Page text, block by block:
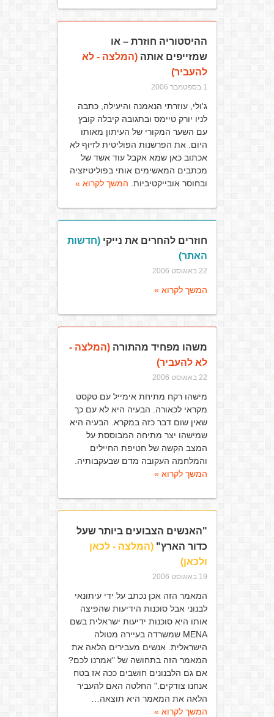
ההיסטוריה חוזרת – או
שמזייפים אותה(המלצה - לא
להעביר)
1 בספטמבר 2006
ג'ולי, עוזרתי הנאמנה והיעילה, כתבה
לניו יורק טיימס ובתגובה קיבלה קובץ
עם השער המקורי של העיתון מאותו
היום. את הפרשנות הפוליטית לזיוף לא
אכתוב כאן שמא אקבל עוד אשד של
מכתבים המאשימים אותי בפוליטיזציה
ובחוסר אובייקטיביות. המשך לקרוא »
חוזרים להחרים את נייקי(חדשות
האתר)
22 באוגוסט 2006
המשך לקרוא »
משהו מפחיד מהתורה(המלצה -
לא להעביר)
22 באוגוסט 2006
מישהו רקח מתיחת אימייל עם טקסט
מקראי לכאורה. הבעיה היא לא עם כך
שאין שום דבר כזה במקרא. הבעיה היא
שמישהו יצר מתיחה המבוססת על
המצב הקשה של חטיפת החיילים
והמלחמה העקובה מדם שבעקבותיה.
המשך לקרוא »
"האנשים הצבועים ביותר שעל
כדור הארץ"(המלצה - לכאן
ולכאן)
19 באוגוסט 2006
המאמר הזה אכן נכתב על ידי עיתונאי
לבנוני אבל סוכנות הידיעות שהפיצה
אותו היא סוכנות ידיעות ישראלית בשם
MENA שמשרדה בעיירה מטולה
הישראלית. אנשים מעבירים הלאה את
המאמר הזה בתחושה של "אמרנו לכם?
אם גם הלבנונים חושבים ככה אז בטח
אנחנו צודקים." החלטה האם להעביר
הלאה את המאמר היא תוצאה…
המשך לקרוא »